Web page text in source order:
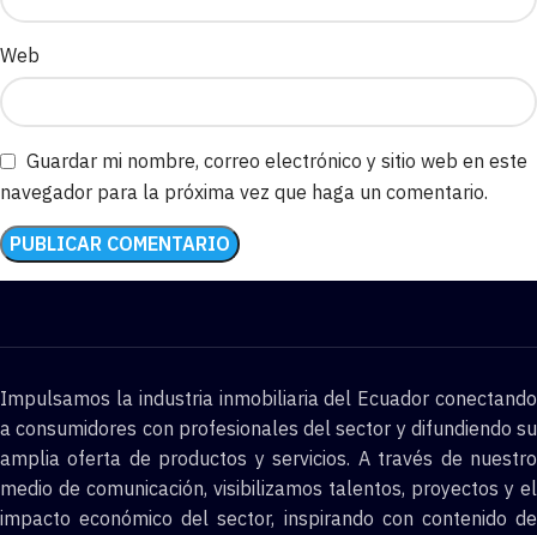
Web
Guardar mi nombre, correo electrónico y sitio web en este
navegador para la próxima vez que haga un comentario.
Impulsamos la industria inmobiliaria del Ecuador conectando
a consumidores con profesionales del sector y difundiendo su
amplia oferta de productos y servicios. A través de nuestro
medio de comunicación, visibilizamos talentos, proyectos y el
impacto económico del sector, inspirando con contenido de